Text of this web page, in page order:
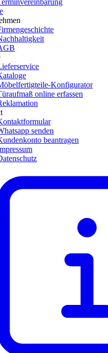
Konfigurator
online erfassen
senden
beantragen